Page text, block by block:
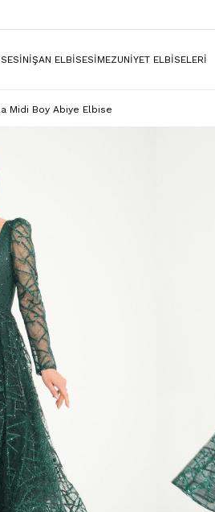
NİŞAN ELBİSESİMEZUNİYET ELBİSELERİ
Midi Boy Abiye Elbise